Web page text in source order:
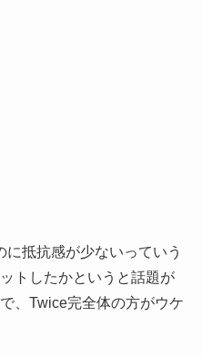
抵抗感が少ないっていう
トしたかというと話題が
、Twice完全体の方がウケ